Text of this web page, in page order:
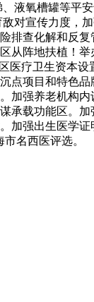
液氧槽罐等
对宣传力度
排查化解和反
阵地扶植！
疗卫生资本
点项目和特色
加强养老机构
承载功能区。
强出生医学
名西医评选。